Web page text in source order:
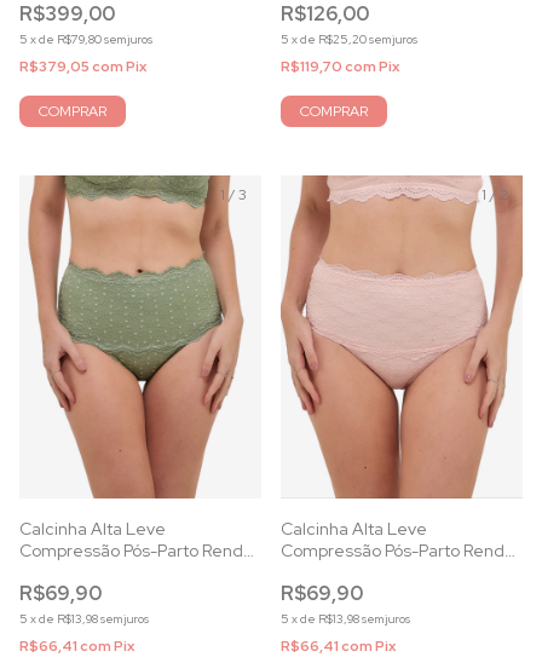
R$399,00
5 xde R$79,80sem juros
R$379,05comPix
COMPRAR
R$126,00
5 xde R$25,20sem juros
R$119,70comPix
COMPRAR
1/3
Calcinha Alta Leve
Compressão Pós-Parto Renda
R$69,90
5 xde R$13,98sem juros
R$66,41comPix
1 /2
Calcinha Alta Leve
Compressão Pós-Parto Renda
R$69,90
5 xde R$13,98sem juros
R$66,41comPix